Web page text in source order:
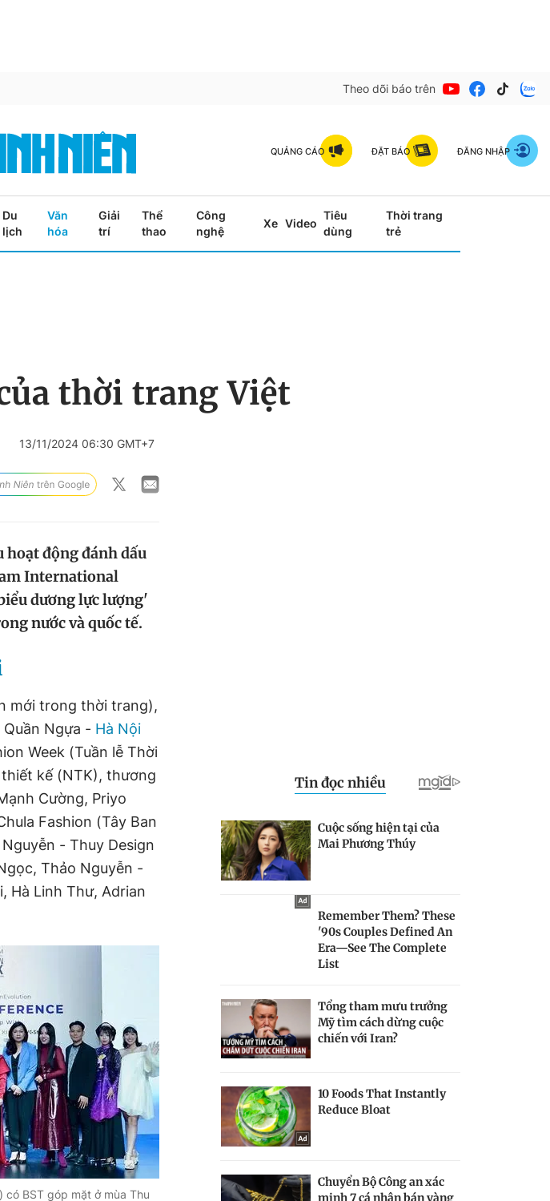
Theo dõi báo trên
QUẢNG CÁO ĐẶT BÁO ĐĂNG NHẬP
Du
lịch
Văn
hóa
Giải
trí
Thể
thao
Công
nghệ
Xe Video
Tiêu
dùng
Thời trang
trẻ
thời trang Việt
13/11/2024 06:30 GMT+7
động đánh dấu
International
dương lực lượng'
nước và quốc tế.
mới trong thời trang),
Quần Ngựa - Hà Nội
Week (Tuần lễ Thời
kế (NTK), thương
Cường, Priyo
Fashion (Tây Ban
- Thuy Design
Thảo Nguyễn -
Hà Linh Thư, Adrian
BST góp mặt ở mùa Thu